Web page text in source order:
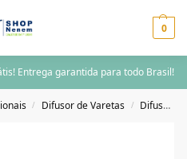
0
Entrega garantida para todo Brasil!
/ Difusor de Varetas / Difusor de Varetas 200ML acima